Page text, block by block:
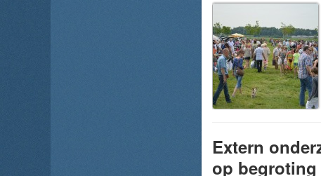
Extern
op begroting